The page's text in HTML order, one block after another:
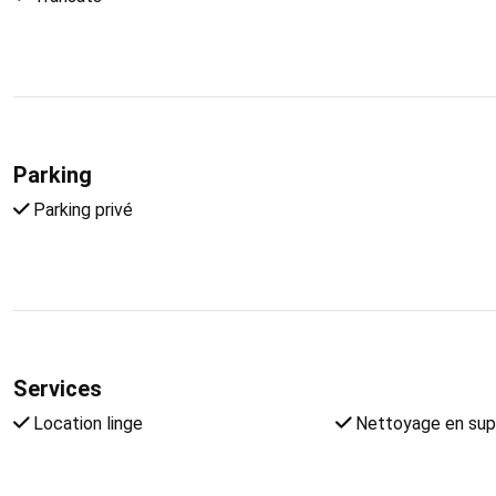
Parking
Parking privé
Services
Location linge Nettoyage en